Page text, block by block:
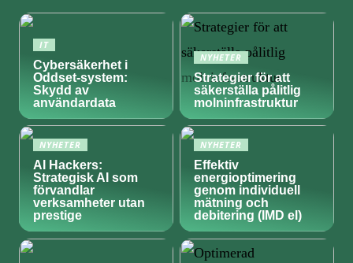
IT
Cybersäkerhet i
Oddset-system:
Skydd av
användardata
NYHETER
Strategier för att
säkerställa pålitlig
molninfrastruktur
NYHETER
AI Hackers:
Strategisk AI som
förvandlar
verksamheter utan
prestige
NYHETER
Effektiv
energioptimering
genom individuell
mätning och
debitering (IMD el)